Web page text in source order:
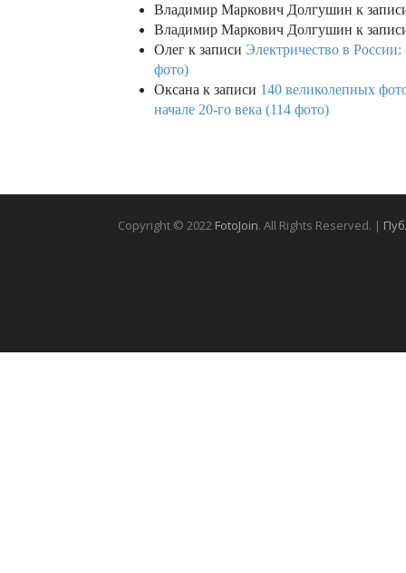
Владимир Маркович Долгушин к
Владимир Маркович Долгушин к
Олег к записи Электричество в
фото)
Оксана к записи 140 великолепных
начале 20-го века (114 фото)
Copyright © 2022 FotoJoin. All Rights Reserved. |